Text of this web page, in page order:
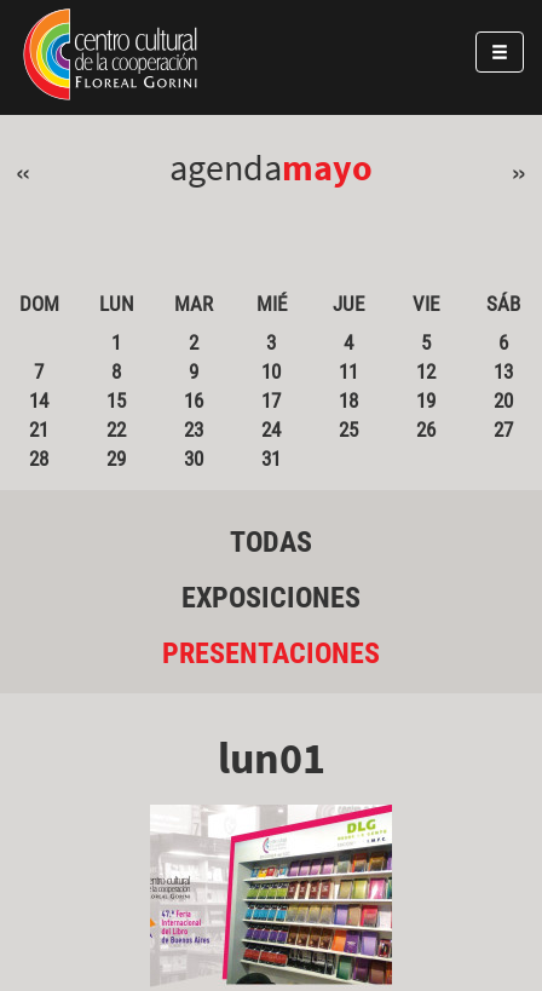
Pasar al contenido principal
Jump to main content
« agendamayo »
DOM LUN MAR MIÉ JUE VIE
SÁB
1
2 3 4 5
6
7
8 9 10 11 12
13
14
15 16 17 18 19
20
21
22 23 24 25 26
27
28
29 30 31
TODAS
EXPOSICIONES
PRESENTACIONES
lun01